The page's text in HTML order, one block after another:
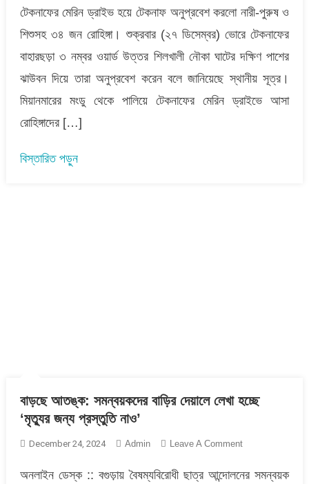
দিয়ে
রোহিঙ্গার
অনুপ্রবেশ
টেকনাফের মেরিন ড্রাইভ হয়ে টেকনাফ অনুপ্রবেশ করলো নারী-পুরুষ ও
শিশুসহ ৩৪ জন রোহিঙ্গা। শুক্রবার (২৭ ডিসেম্বর) ভোরে টেকনাফের
বাহারছড়া ৩ নম্বর ওয়ার্ড উত্তর শিলখালী নৌকা ঘাটের দক্ষিণ পাশের
ঝাউবন দিয়ে তারা অনুপ্রবেশ করেন বলে জানিয়েছে স্থানীয় সূত্র।
মিয়ানমারের মংডু থেকে পালিয়ে টেকনাফের মেরিন ড্রাইভে আসা
রোহিঙ্গাদের […]
বিস্তারিত পড়ুন
বাড়ছে আতঙ্ক: সমন্বয়কদের বাড়ির দেয়ালে লেখা হচ্ছে
‘মৃত্যুর জন্য প্রস্তুতি নাও’
December 24, 2024 Admin Leave A CommentOn
আতঙ্ক:
অনলাইন ডেস্ক :: বগুড়ায় বৈষম্যবিরোধী ছাত্র আন্দোলনের সমন্বয়ক